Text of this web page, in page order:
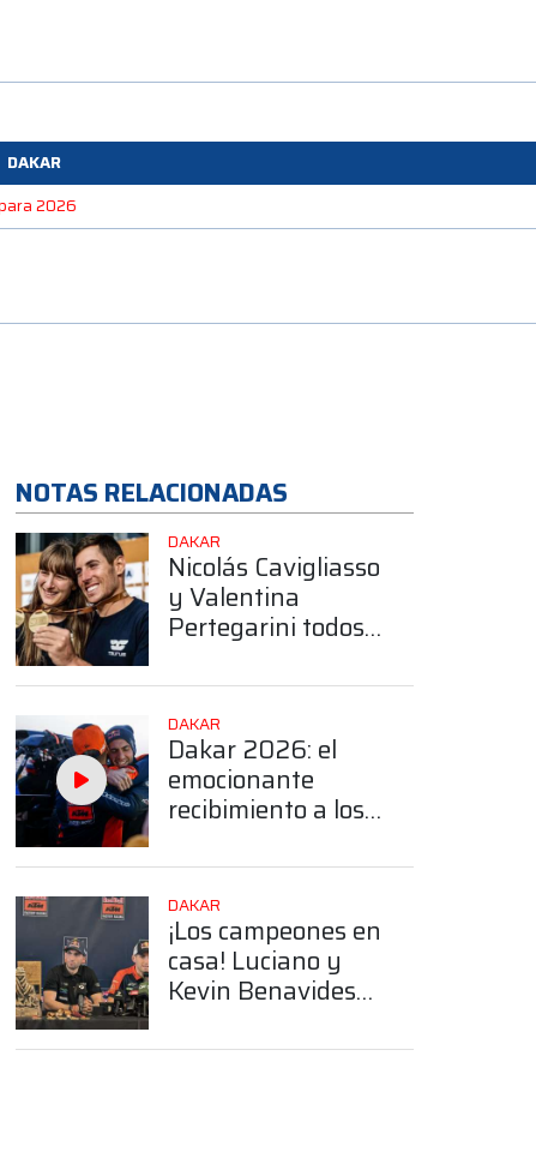
DAKAR
2026
NOTAS RELACIONADAS
DAKAR
Nicolás Cavigliasso
y Valentina
Pertegarini todos
obtuvieron en el
Dakar
DAKAR
Dakar 2026: el
emocionante
recibimiento a los
Benavides en
Salta
DAKAR
¡Los campeones en
casa! Luciano y
Kevin Benavides
conferencia tras el